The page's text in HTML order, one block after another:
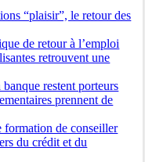
“plaisir”, le retour des
de retour à l’emploi
retrouvent une
restent porteurs
prennent de
formation de conseiller
du crédit et du